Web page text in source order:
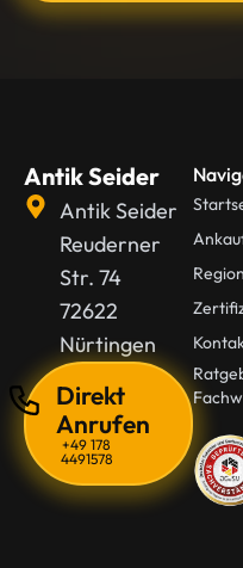
Antik Seider
Antik Seider
Reuderner
Str. 74
72622
Nürtingen
Direkt
Anrufen
+49 178
4491578